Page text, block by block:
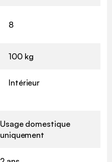
8
100 kg
Intérieur
Usage domestique
uniquement